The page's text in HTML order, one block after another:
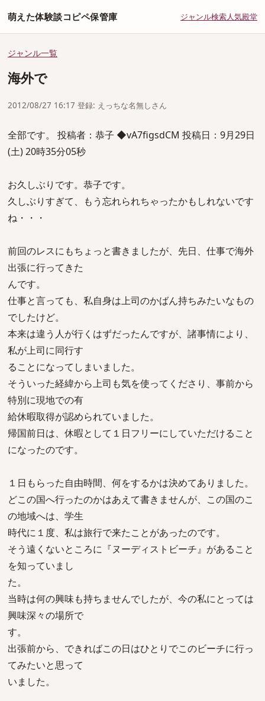
萌えた体験談コピペ保管庫 ジャンル検索人気殿堂
ジャンル一覧
海外で
2012/08/27 16:17 登録: えっちな名無しさん
全部です。 投稿者：恭子 ◆vA7figsdCM 投稿日：9月29日
(土) 20時35分05秒
お久しぶりです。恭子です。
久しぶりすぎて、もう忘れられちゃったかもしれないです
ね・・・
前回のレスにもちょっと書きましたが、先日、仕事で海外
出張に行ってきた
んです。
仕事と言っても、私自身は上司のかばん持ちみたいなもの
でしたけど。
本来は違う人が行くはずだったんですが、諸事情により、
私が上司に同行す
ることになってしまいました。
そういった経緯から上司も気を使ってくださり、事前から
特別に現地での有
給休暇取得が認められていました。
帰国前日は、休暇として１日フリーにしていただけること
になったのです。
１日もらった自由時間、何をするかは決めてありました。
どこの国へ行ったのかはあえて書きませんが、この国のこ
の地域へは、学生
時代に１度、私は旅行で来たことがあったのです。
そう遠くないところに『ヌーディストビーチ』があること
を知っていまし
た。
当時は何の興味も持ちませんでしたが、今の私にとっては
興味深々の場所で
す。
出張前から、できればこの日はひとりでこのビーチに行っ
てみたいと思って
いました。